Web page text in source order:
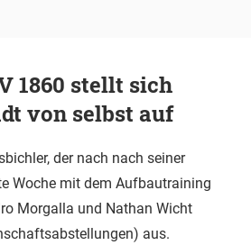
1860 stellt sich
von selbst auf
der nach nach seiner
Woche mit dem Aufbautraining
Morgalla und Nathan Wicht
aus.